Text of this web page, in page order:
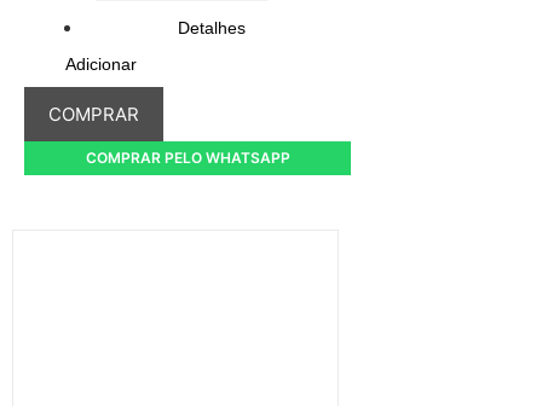
Detalhes
Adicionar
COMPRAR
COMPRAR PELO WHATSAPP